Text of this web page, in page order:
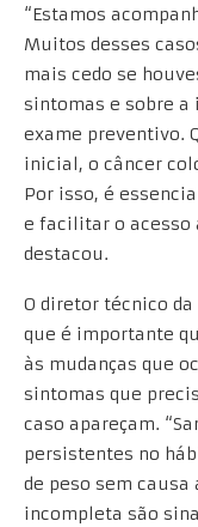
“Estamos
Muitos desses
mais cedo se
sintomas e sobre a
exame preventivo.
inicial, o câncer
Por isso, é
e facilitar o acesso
destacou.
O diretor técnico
que é importante
às mudanças que
sintomas que
caso apareçam.
persistentes no
de peso sem causa
incompleta são